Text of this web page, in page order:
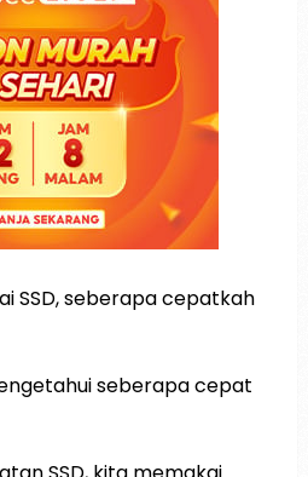
SSD, seberapa cepatkah
seberapa cepat